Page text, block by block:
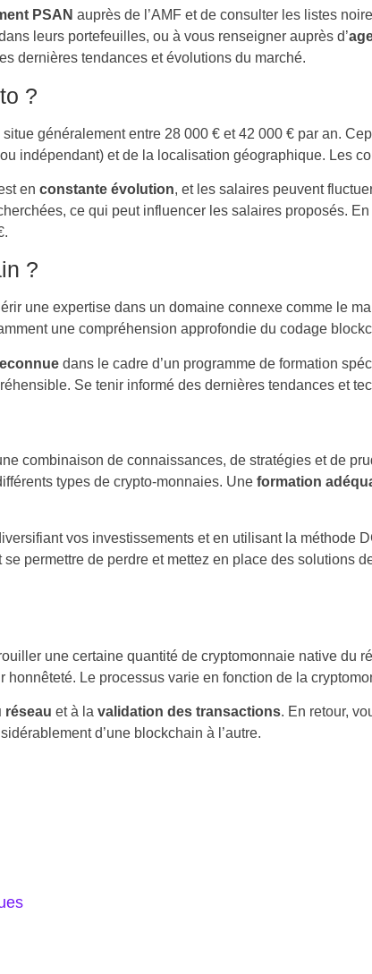
PSAN auprès de l’AMF et de consulter les listes
leurs portefeuilles, ou à vous renseigner auprès d’
dernières tendances et évolutions du marché.
?
situe généralement entre 28 000 € et 42 000 € par an.
indépendant) et de la localisation géographique. Les
en constante évolution, et les salaires peuvent
ce qui peut influencer les salaires proposés.
?
une expertise dans un domaine connexe comme le
une compréhension approfondie du codage
dans le cadre d’un programme de formation
Se tenir informé des dernières tendances et
combinaison de connaissances, de stratégies et de
types de crypto-monnaies. Une formation
vos investissements et en utilisant la méthode
permettre de perdre et mettez en place des solutions
une certaine quantité de cryptomonnaie native du
Le processus varie en fonction de la
réseau et à la validation des transactions. En retour,
d’une blockchain à l’autre.